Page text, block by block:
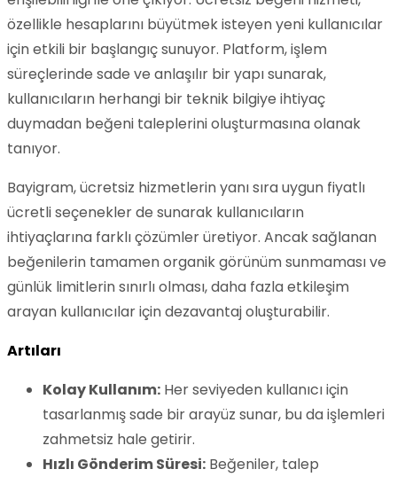
özellikle hesaplarını büyütmek isteyen yeni kullanıcılar
için etkili bir başlangıç sunuyor. Platform, işlem
süreçlerinde sade ve anlaşılır bir yapı sunarak,
kullanıcıların herhangi bir teknik bilgiye ihtiyaç
duymadan beğeni taleplerini oluşturmasına olanak
tanıyor.
Bayigram, ücretsiz hizmetlerin yanı sıra uygun fiyatlı
ücretli seçenekler de sunarak kullanıcıların
ihtiyaçlarına farklı çözümler üretiyor. Ancak sağlanan
beğenilerin tamamen organik görünüm sunmaması ve
günlük limitlerin sınırlı olması, daha fazla etkileşim
arayan kullanıcılar için dezavantaj oluşturabilir.
Artıları
Kolay Kullanım: Her seviyeden kullanıcı için
tasarlanmış sade bir arayüz sunar, bu da işlemleri
zahmetsiz hale getirir.
Hızlı Gönderim Süresi: Beğeniler, talep